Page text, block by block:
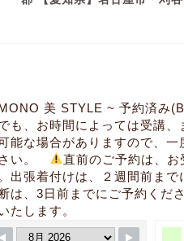
美 STYLE ~ 予約済み
も、お時間によっては受講、
能な場合がありますので、一
い。
直前のご予約は、お
出張着付けは、２週間前まで
は、3日前までにご予約くだ
たします。